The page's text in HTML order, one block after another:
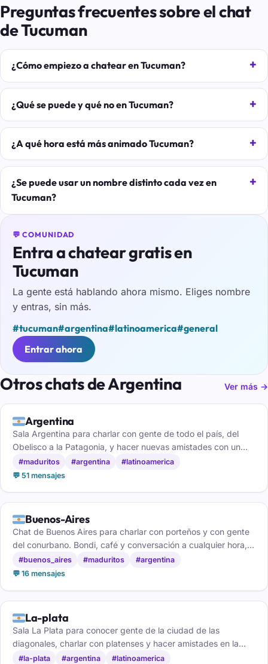
Preguntas frecuentes sobre el chat
de Tucuman
¿Cómo empiezo a chatear en Tucuman?
¿Qué se puede y qué no en Tucuman?
¿A qué hora está más animado Tucuman?
¿Se puede usar un nombre distinto cada vez en
Tucuman?
💬 COMUNIDAD
Entra a chatear gratis en
Tucuman
La gente está hablando ahora mismo. Eliges nombre
y entras, sin más.
#tucuman#argentina#latinoamerica#general
Entrar ahora
Otros chats de Argentina Ver más →
🇦🇷Argentina
Sala Argentina para charlar con gente de todo el país, del
Obelisco a la Patagonia, y hacer nuevas amistades con un
buen mate de por medio.
#maduritos #argentina
#latinoamerica
💬 51 mensajes
🇦🇷Buenos-Aires
Chat de Buenos Aires para charlar con porteños y con gente
del conurbano. Bondi, café y conversación a cualquier hora,
gratis y sin registro.
#buenos_aires #maduritos
#argentina
💬 16 mensajes
🇦🇷La-plata
Sala La Plata para conocer gente de la ciudad de las
diagonales, charlar con platenses y hacer amistades en la
capital bonaerense.
#la-plata #argentina
#latinoamerica